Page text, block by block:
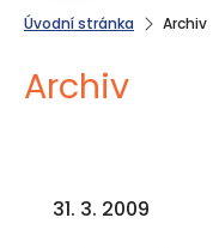
Úvodní stránka Archiv
Archiv
31. 3. 2009